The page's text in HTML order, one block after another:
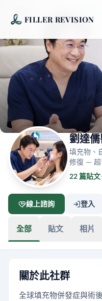
FILLER REVISION
劉達
填充物、
修復 — 超
22篇貼文·
線上諮詢 登入
全部 貼文 相片
關於此社群
全球填充物併發症與術